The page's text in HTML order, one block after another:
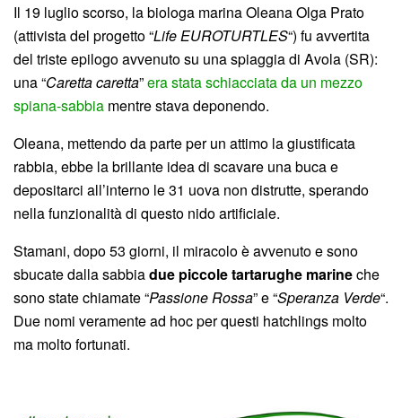
Il 19 luglio scorso, la biologa marina Oleana Olga Prato
(attivista del progetto “Life EUROTURTLES“) fu avvertita
del triste epilogo avvenuto su una spiaggia di Avola (SR):
una “Caretta caretta”era stata schiacciata da un mezzo
spiana-sabbia mentre stava deponendo.
Oleana, mettendo da parte per un attimo la giustificata
rabbia, ebbe la brillante idea di scavare una buca e
depositarci all’interno le 31 uova non distrutte, sperando
nella funzionalità di questo nido artificiale.
Stamani, dopo 53 giorni, il miracolo è avvenuto e sono
sbucate dalla sabbiadue piccole tartarughe marineche
sono state chiamate “Passione Rossa” e “Speranza Verde“.
Due nomi veramente ad hoc per questi hatchlings molto
ma molto fortunati.